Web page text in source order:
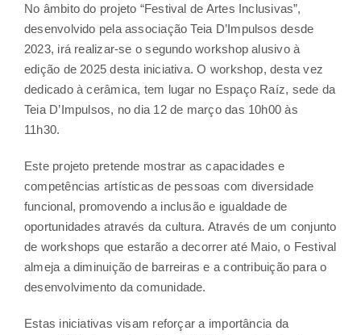
No âmbito do projeto “Festival de Artes Inclusivas”,
desenvolvido pela associação Teia D’Impulsos desde
2023, irá realizar-se o segundo workshop alusivo à
edição de 2025 desta iniciativa. O workshop, desta vez
dedicado à cerâmica, tem lugar no Espaço Raíz, sede da
Teia D’Impulsos, no dia 12 de março das 10h00 às
11h30.
Este projeto pretende mostrar as capacidades e
competências artísticas de pessoas com diversidade
funcional, promovendo a inclusão e igualdade de
oportunidades através da cultura. Através de um conjunto
de workshops que estarão a decorrer até Maio, o Festival
almeja a diminuição de barreiras e a contribuição para o
desenvolvimento da comunidade.
Estas iniciativas visam reforçar a importância da